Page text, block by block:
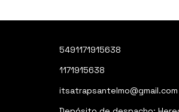
5491171915638
1171915638
itsatrapsantelmo@gmail.com